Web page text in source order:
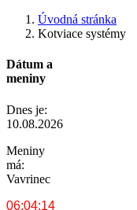
Úvodná stránka
Kotviace systémy
Dátum a
meniny
Dnes je:
10.08.2026
Meniny
má:
Vavrinec
06:04:15